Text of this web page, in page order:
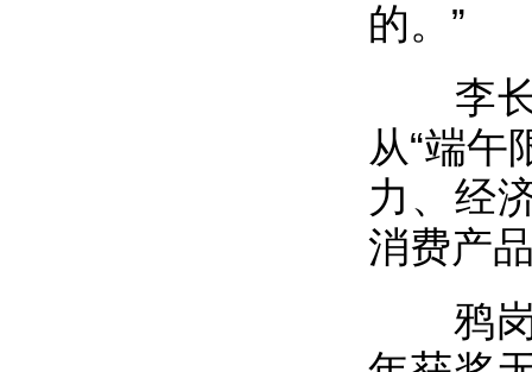
的。”
李长
从“端午
力、经
消费产
鸦岗